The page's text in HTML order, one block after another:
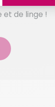
et de linge !